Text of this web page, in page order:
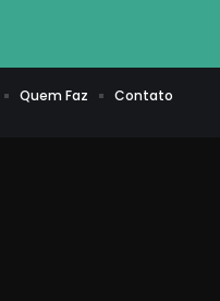
Quem Faz Contato